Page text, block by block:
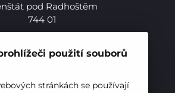
použití souborů
stránkách se používají
pod Radhoštěm
744 01
schránka: bc5jrez
IČ: 00576441